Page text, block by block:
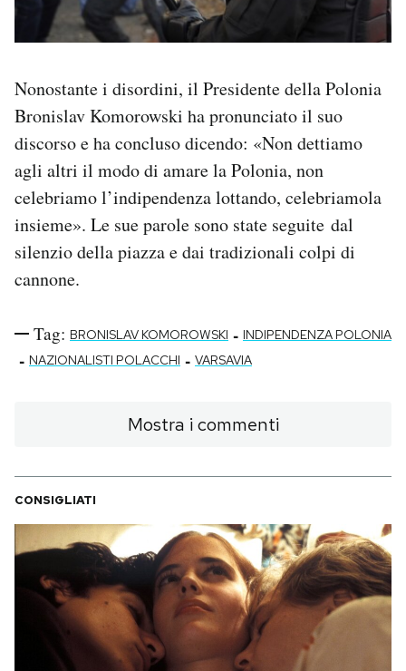
Nonostante i disordini, il Presidente della Polonia
Bronislav Komorowski ha pronunciato il suo
discorso e ha concluso dicendo: «Non dettiamo
agli altri il modo di amare la Polonia, non
celebriamo l’indipendenza lottando, celebriamola
insieme». Le sue parole sono state seguite dal
silenzio della piazza e dai tradizionali colpi di
cannone.
Tag: BRONISLAV KOMOROWSKI - INDIPENDENZA POLONIA
- NAZIONALISTI POLACCHI - VARSAVIA
Mostra i commenti
CONSIGLIATI